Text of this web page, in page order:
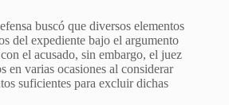
buscó que diversos elementos
del expediente bajo el argumento
el acusado, sin embargo, el juez
en varias ocasiones al considerar
suficientes para excluir dichas